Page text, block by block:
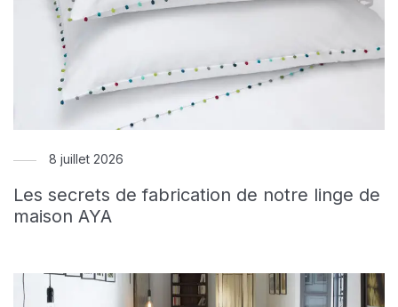
8 juillet 2026
Les secrets de fabrication de notre linge de
maison AYA